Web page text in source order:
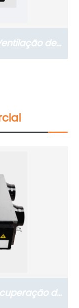
de
na
de